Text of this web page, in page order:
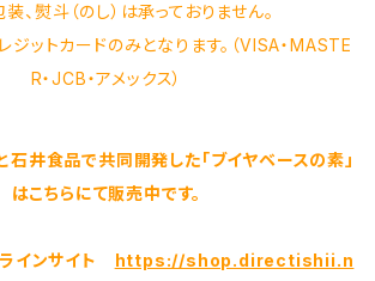
熨斗（のし）は承っておりません。
ットカードのみとなります。（VISA・MASTE
R・JCB・アメックス）
石井食品で共同開発した「ブイヤベースの素」
はこちらにて販売中です。
インサイト https://shop.directishii.n